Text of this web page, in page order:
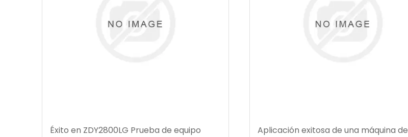
Éxito en ZDY2800LG Prueba de equipo
Aplicación exitosa de una máquina de